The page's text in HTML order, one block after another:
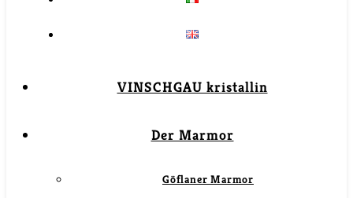
VINSCHGAU kristallin
Der Marmor
Göflaner Marmor